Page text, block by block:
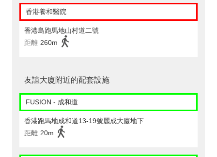
香港養和醫院
香港島跑馬地山村道二號
距離 260m
友誼大廈附近的配套設施
FUSION - 成和道
香港跑馬地成和道13-19號麗成大廈地下
距離 20m